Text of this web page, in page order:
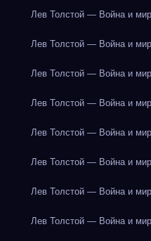
Лев Толстой — Война и мир
Лев Толстой — Война и мир
Лев Толстой — Война и мир
Лев Толстой — Война и мир
Лев Толстой — Война и мир
Лев Толстой — Война и мир
Лев Толстой — Война и мир
Лев Толстой — Война и мир